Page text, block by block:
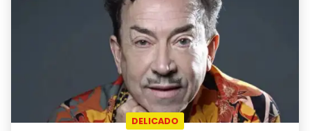
DELICADO